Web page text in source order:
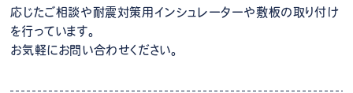
応じたご相談や耐震対策用インシュレーターや敷板の取り付け
を行っています。
お気軽にお問い合わせください。